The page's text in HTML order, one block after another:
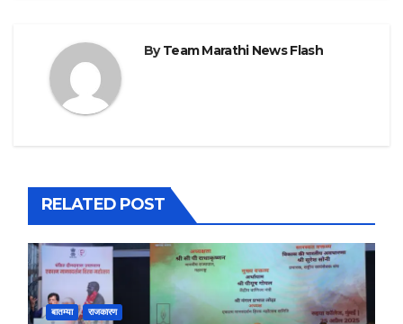
ByTeam Marathi News Flash
RELATED POST
बातम्या राजकारण